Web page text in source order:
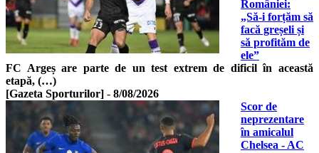
României:
„Să-i forțăm să
facă greșeli și
să profităm de
ele”
FC Argeș are parte de un test extrem de dificil în această
etapă, (…)
[Gazeta Sporturilor] - 8/08/2026
Scor de
neprezentare
în amicalul
Chelsea - AC